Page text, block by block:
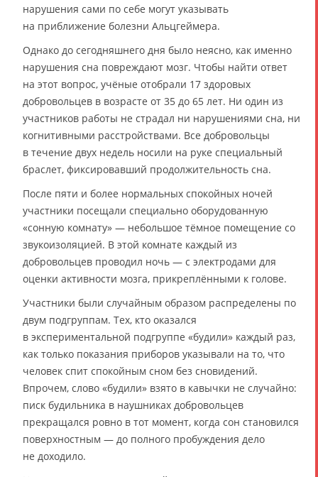
нарушения сами по себе могут указывать
на приближение болезни Альцгеймера.
Однако до сегодняшнего дня было неясно, как именно
нарушения сна повреждают мозг. Чтобы найти ответ
на этот вопрос, учёные отобрали 17 здоровых
добровольцев в возрасте от 35 до 65 лет. Ни один из
участников работы не страдал ни нарушениями сна, ни
когнитивными расстройствами. Все добровольцы
в течение двух недель носили на руке специальный
браслет, фиксировавший продолжительность сна.
После пяти и более нормальных спокойных ночей
участники посещали специально оборудованную
«сонную комнату» — небольшое тёмное помещение со
звукоизоляцией. В этой комнате каждый из
добровольцев проводил ночь — с электродами для
оценки активности мозга, прикреплёнными к голове.
Участники были случайным образом распределены по
двум подгруппам. Тех, кто оказался
в экспериментальной подгруппе «будили» каждый раз,
как только показания приборов указывали на то, что
человек спит спокойным сном без сновидений.
Впрочем, слово «будили» взято в кавычки не случайно:
писк будильника в наушниках добровольцев
прекращался ровно в тот момент, когда сон становился
поверхностным — до полного пробуждения дело
не доходило.